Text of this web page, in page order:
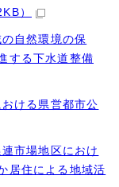
）
自然環境の保
する下水道整備
ける県営都市公
市場地区におけ
居住による地域活